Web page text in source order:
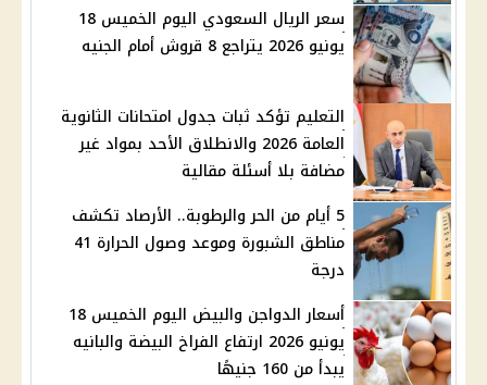
سعر الريال السعودي اليوم الخميس 18
يونيو 2026 يتراجع 8 قروش أمام الجنيه
التعليم تؤكد ثبات جدول امتحانات الثانوية
العامة 2026 والانطلاق الأحد بمواد غير
مضافة بلا أسئلة مقالية
5 أيام من الحر والرطوبة.. الأرصاد تكشف
مناطق الشبورة وموعد وصول الحرارة 41
درجة
أسعار الدواجن والبيض اليوم الخميس 18
يونيو 2026 ارتفاع الفراخ البيضة والبانيه
يبدأ من 160 جنيهًا